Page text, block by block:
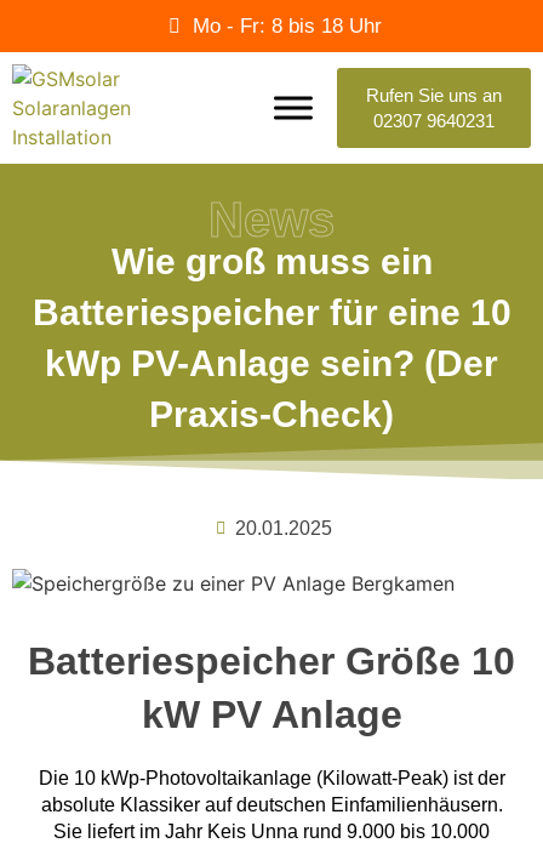
Mo - Fr: 8 bis 18 Uhr
Rufen Sie uns an
02307 9640231
News
Wie groß muss ein
Batteriespeicher für eine 10
kWp PV-Anlage sein? (Der
Praxis-Check)
20.01.2025
Batteriespeicher Größe 10
kW PV Anlage
Die 10 kWp-Photovoltaikanlage (Kilowatt-Peak) ist der
absolute Klassiker auf deutschen Einfamilienhäusern.
Sie liefert im Jahr Keis Unna rund 9.000 bis 10.000